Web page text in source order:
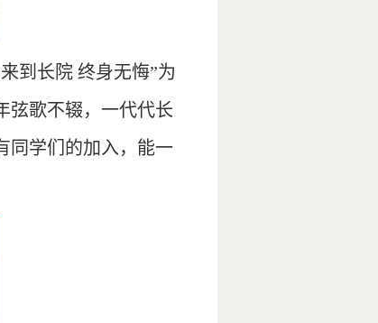
到长院 终身无悔”为
弦歌不辍，一代代长
同学们的加入，能一